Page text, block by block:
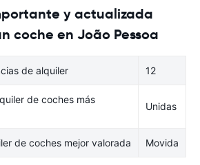
y actualizada
coche en João Pessoa
de alquiler 12
de coches más
Unidas
de coches mejor valorada Movida